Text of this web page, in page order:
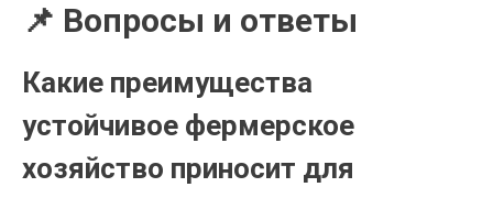
📌 Вопросы и ответы
Какие преимущества
устойчивое фермерское
хозяйство приносит для